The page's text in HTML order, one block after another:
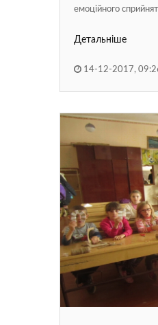
емоційного
Детальніше
14-12-2017,